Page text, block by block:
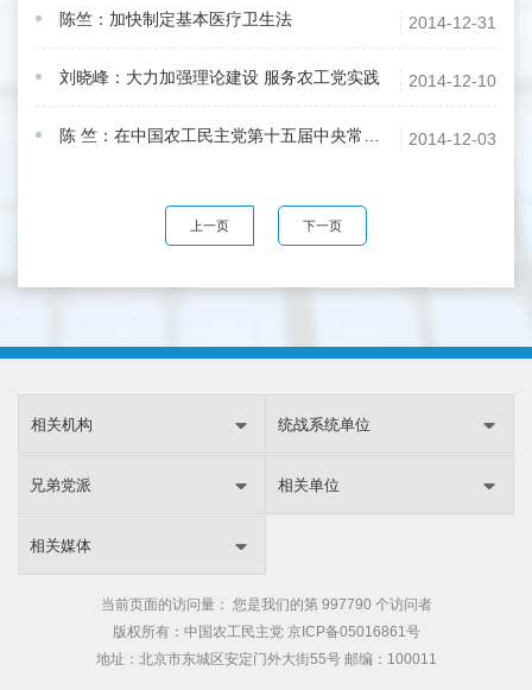
2014-12-31
陈竺：加快制定基本医疗卫生法
2014-12-10
刘晓峰：大力加强理论建设 服务农工党实践
2014-12-03
陈 竺：在中国农工民主党第十五届中央常务委员会第七次会议上的讲话
上一页 下一页
相关机构 统战系统单位
兄弟党派 相关单位
相关媒体
当前页面的访问量： 您是我们的第 997790 个访问者
版权所有：中国农工民主党 京ICP备05016861号
地址：北京市东城区安定门外大街55号 邮编：100011